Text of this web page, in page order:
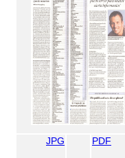
JPG PDF